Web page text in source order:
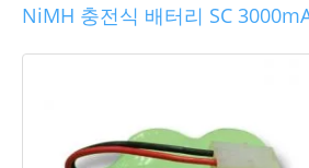
NiMH 충전식 배터리 SC